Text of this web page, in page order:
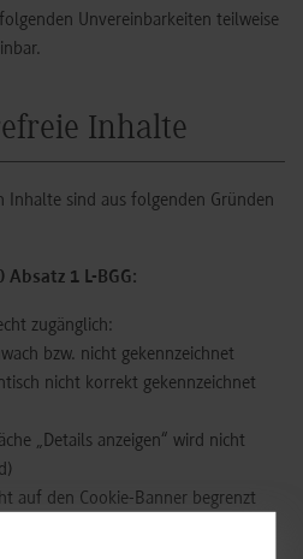
Unvereinbarkeiten teilweise
Inhalte
Inhalte sind aus folgenden Gründen
1 L-BGG:
zugänglich:
bzw. nicht gekennzeichnet
nicht korrekt gekennzeichnet
„Details anzeigen“ wird nicht
auf den Cookie-Banner begrenzt